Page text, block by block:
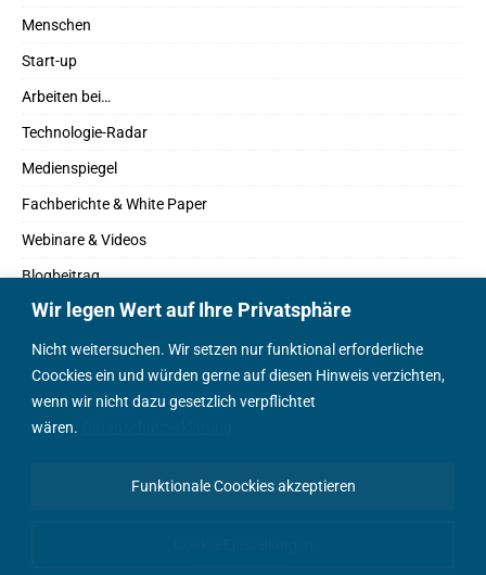
Wir legen Wert auf Ihre Privatsphäre
Nicht weitersuchen. Wir setzen nur funktional erforderliche
Coockies ein und würden gerne auf diesen Hinweis verzichten,
wenn wir nicht dazu gesetzlich verpflichtet
wären.
Funktionale Coockies akzeptieren
Menschen
Start-up
Arbeiten bei…
Technologie-Radar
Medienspiegel
Fachberichte & White Paper
Webinare & Videos
Blogbeitrag
Fachbücher
Marktreport
Podcasts
Positionspapier
English Content